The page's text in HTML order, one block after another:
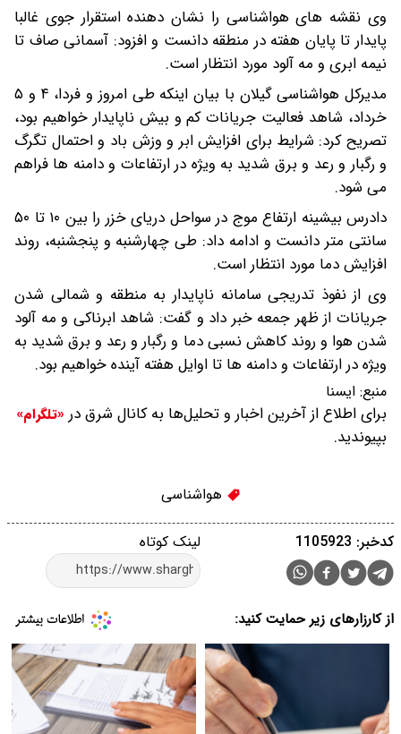
وی نقشه های هواشناسی را نشان دهنده استقرار جوی غالبا
پایدار تا پایان هفته در منطقه دانست و افزود: آسمانی صاف تا
نیمه ابری و مه آلود مورد انتظار است.
مدیرکل هواشناسی گیلان با بیان اینکه طی امروز و فردا، ۴ و ۵
خرداد، شاهد فعالیت جریانات کم و بیش ناپایدار خواهیم بود،
تصریح کرد: شرایط برای افزایش ابر و وزش باد و احتمال تگرگ
و رگبار و رعد و برق شدید به ویژه در ارتفاعات و دامنه ها فراهم
می شود.
دادرس بیشینه ارتفاع موج در سواحل دریای خزر را بین ۱۰ تا ۵۰
سانتی متر دانست و ادامه داد: طی چهارشنبه و پنجشنبه، روند
افزایش دما مورد انتظار است.
وی از نفوذ تدریجی سامانه ناپایدار به منطقه و شمالی شدن
جریانات از ظهر جمعه خبر داد و گفت: شاهد ابرناکی و مه آلود
شدن هوا و روند کاهش نسبی دما و رگبار و رعد و برق شدید به
ویژه در ارتفاعات و دامنه ها تا اوایل هفته آینده خواهیم بود.
منبع: ایسنا
برای اطلاع از آخرین اخبار و تحلیل‌ها به کانال شرق در «تلگرام»
بپیوندید.
هواشناسی
لینک کوتاه کدخبر: 1105923
از کارزارهای زیر حمایت کنید: